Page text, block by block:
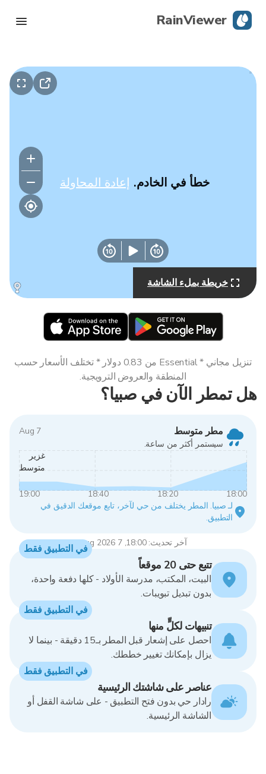
MapLibre
خطأ في الخادم. إعادة المحاولة
خريطة بملء الشاشة
هل تمطر الآن في صبيا؟
مطر متوسط
7 Aug
سيستمر أكثر من ساعة.
غزير
متوسط
18:00
18:20
18:40
19:00
لـ صبيا. المطر يختلف من حي لآخر، تابع موقعك الدقيق في
التطبيق.
آخر تحديث: 18:00, 7 Aug 2026
تنزيل مجاني * Essential من 0.83 دولار * تختلف الأسعار حسب
المنطقة والعروض الترويجية.
تتبع حتى 20 موقعاً
البيت، المكتب، مدرسة الأولاد - كلها دفعة واحدة،
بدون تبديل تبويبات.
في التطبيق فقط
تنبيهات لكلٍّ منها
احصل على إشعار قبل المطر بـ15 دقيقة - بينما لا
يزال بإمكانك تغيير خططك.
في التطبيق فقط
عناصر على شاشتك الرئيسية
رادار حي بدون فتح التطبيق - على شاشة القفل أو
الشاشة الرئيسية.
في التطبيق فقط
RainViewer